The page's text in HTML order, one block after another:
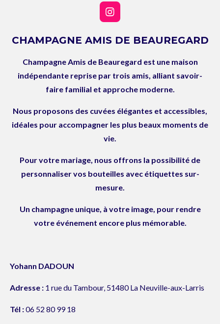
I
n
t
g
m
CHAMPAGNE AMIS DE BEAUREGARD
Champagne Amis de Beauregard est une maison
indépendante reprise par trois amis, alliant savoir-
faire familial et approche moderne.
Nous proposons des cuvées élégantes et accessibles,
idéales pour accompagner les plus beaux moments de
vie.
Pour votre mariage, nous offrons la possibilité de
personnaliser vos bouteilles avec étiquettes sur-
mesure.
Un champagne unique, à votre image, pour rendre
votre événement encore plus mémorable.
Yohann DADOUN
Adresse : 1 rue du Tambour, 51480 La Neuville-aux-Larris
Tél :06 52 80 99 18